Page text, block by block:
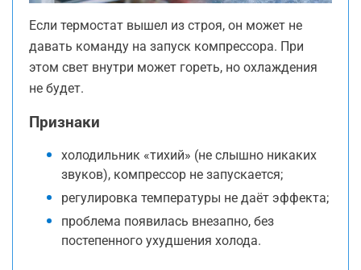
Если термостат вышел из строя, он может не
давать команду на запуск компрессора. При
этом свет внутри может гореть, но охлаждения
не будет.
Признаки
холодильник «тихий» (не слышно никаких
звуков), компрессор не запускается;
регулировка температуры не даёт эффекта;
проблема появилась внезапно, без
постепенного ухудшения холода.